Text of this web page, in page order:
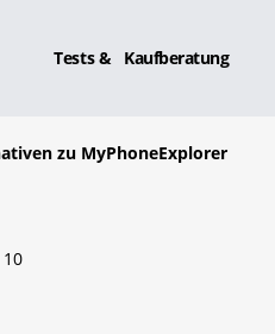
Tests & Kaufberatung
zu MyPhoneExplorer
10